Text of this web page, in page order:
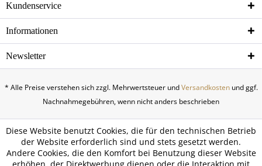
Kundenservice
Informationen
Newsletter
* Alle Preise verstehen sich zzgl. Mehrwertsteuer undVersandkostenund ggf.
Nachnahmegebühren, wenn nicht anders beschrieben
Diese Website benutzt Cookies, die für den technischen Betrieb
der Website erforderlich sind und stets gesetzt werden.
Andere Cookies, die den Komfort bei Benutzung dieser Website